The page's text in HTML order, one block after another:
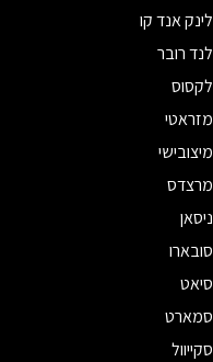
לינק אנד קו
לנד רובר
לקסוס
מזראטי
מיצובישי
מרצדס
ניסאן
סובארו
סיאט
סמארט
סקייוול